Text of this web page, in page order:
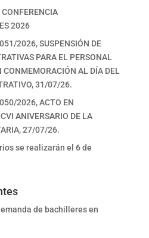
CONFERENCIA
2026
2026, SUSPENSIÓN DE
PARA EL PERSONAL
CONMEMORACIÓN AL DÍA DEL
31/07/26.
2026, ACTO EN
ANIVERSARIO DE LA
27/07/26.
se realizarán el 6 de
de bachilleres en